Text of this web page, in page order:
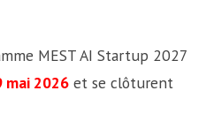
MEST AI Startup 2027
mai 2026 et se clôturent